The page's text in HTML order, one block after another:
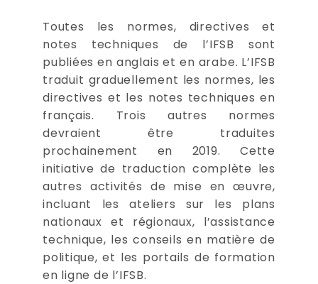
Toutes les normes, directives et
notes techniques de l’IFSB sont
publiées en anglais et en arabe. L’IFSB
traduit graduellement les normes, les
directives et les notes techniques en
français. Trois autres normes
devraient être traduites
prochainement en 2019. Cette
initiative de traduction complète les
autres activités de mise en œuvre,
incluant les ateliers sur les plans
nationaux et régionaux, l’assistance
technique, les conseils en matière de
politique, et les portails de formation
en ligne de l’IFSB.